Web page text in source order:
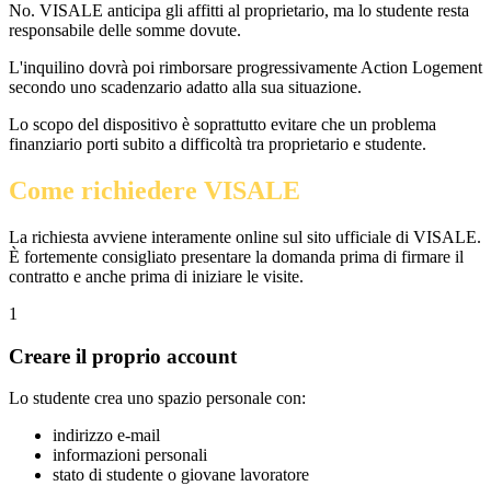
No. VISALE anticipa gli affitti al proprietario, ma lo studente resta
responsabile delle somme dovute.
L'inquilino dovrà poi rimborsare progressivamente Action Logement
secondo uno scadenzario adatto alla sua situazione.
Lo scopo del dispositivo è soprattutto evitare che un problema
finanziario porti subito a difficoltà tra proprietario e studente.
Come richiedere VISALE
La richiesta avviene interamente online sul sito ufficiale di VISALE.
È fortemente consigliato presentare la domanda prima di firmare il
contratto e anche prima di iniziare le visite.
1
Creare il proprio account
Lo studente crea uno spazio personale con:
indirizzo e-mail
informazioni personali
stato di studente o giovane lavoratore